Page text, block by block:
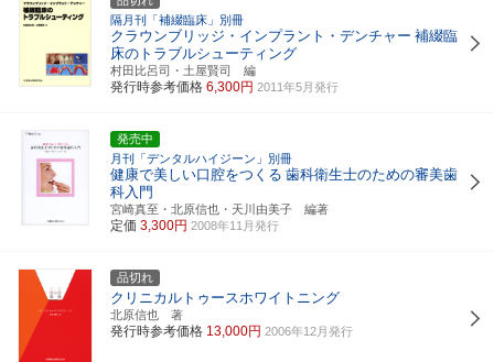
隔月刊「補綴臨床」別冊
クラウンブリッジ・インプラント・デンチャー 補綴臨
床のトラブルシューティング
村田比呂司・土屋賢司 編
発行時参考価格 6,300円 2011年5月発行
発売中
月刊「デンタルハイジーン」別冊
健康で美しい口腔をつくる 歯科衛生士のための審美歯
科入門
宮崎真至・北原信也・天川由美子 編著
定価 3,300円 2008年11月発行
品切れ
クリニカルトゥースホワイトニング
北原信也 著
発行時参考価格 13,000円 2006年12月発行